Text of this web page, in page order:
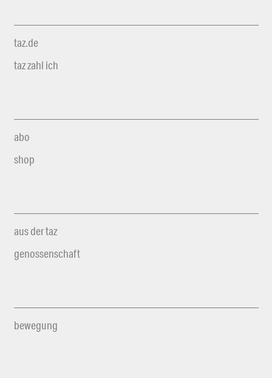
taz.de
taz zahl ich
abo
shop
aus der taz
genossenschaft
bewegung